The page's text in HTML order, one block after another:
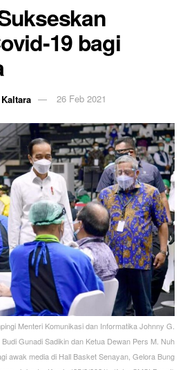
19 bagi
26 Feb 2021
Menteri Komunikasi dan Informatika Johnny G.
Gunadi Sadikin dan Ketua Dewan Pers M. Nuh
awak media di Hall Basket Senayan, Gelora Bung